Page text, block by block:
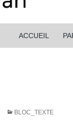
ACCUEIL
BLOC_TEXTE